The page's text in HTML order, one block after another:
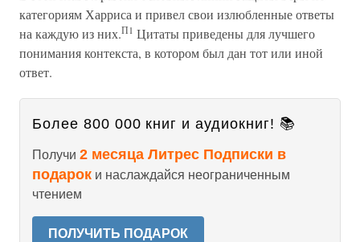
категориям Харриса и привел свои излюбленные ответы
на каждую из них.П1 Цитаты приведены для лучшего
понимания контекста, в котором был дан тот или иной
ответ.
Более 800 000 книг и аудиокниг! 📚
Получи 2 месяца Литрес Подписки в
подарок и наслаждайся неограниченным
чтением
ПОЛУЧИТЬ ПОДАРОК